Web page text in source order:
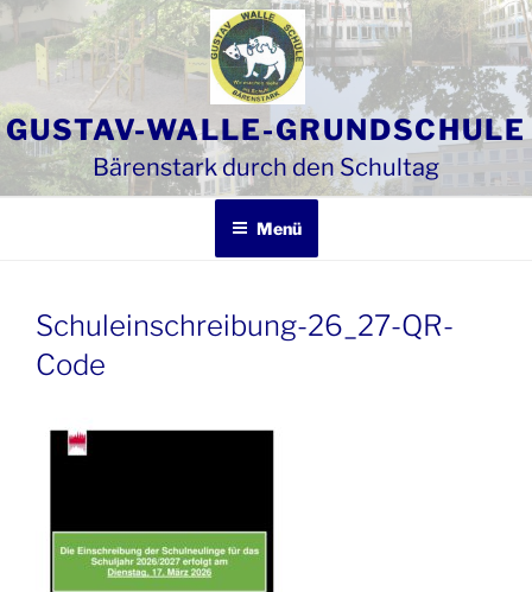
Zum
Inhalt
springen
GUSTAV-WALLE-GRUNDSCHULE
Bärenstark durch den Schultag
Menü
Schuleinschreibung-26_27-QR-
Code